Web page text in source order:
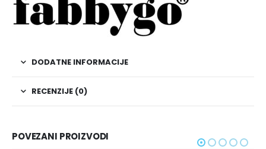
DODATNE INFORMACIJE
RECENZIJE (0)
POVEZANI PROIZVODI